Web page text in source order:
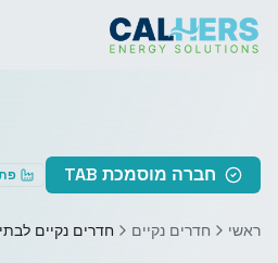
חברה מוסמכת TAB
ראשי חדרים נקיים חדרים נקיים